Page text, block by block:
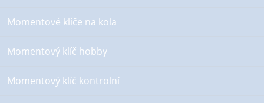
Momentové klíče na kola
Momentový klíč hobby
Momentový klíč kontrolní